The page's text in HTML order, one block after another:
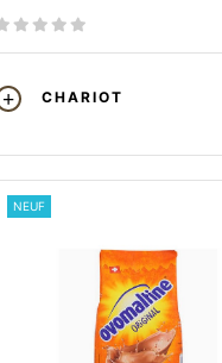
CHARIOT
NEUF